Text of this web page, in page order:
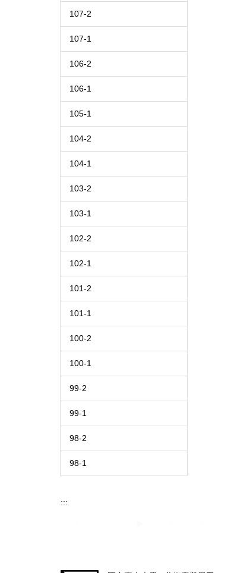
107-2
107-1
106-2
106-1
105-1
104-2
104-1
103-2
103-1
102-2
102-1
101-2
101-1
100-2
100-1
99-2
99-1
98-2
98-1
:::